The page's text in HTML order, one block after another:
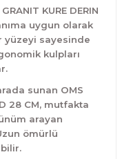
KURE DERIN
uygun olarak
yüzeyi sayesinde
kulpları
sunan OMS
28 CM, mutfakta
arayan
ömürlü